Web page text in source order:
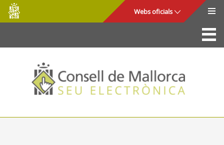
Salta al contingut principal
Consell
de
Mallorca
Webs oficials
La Seu
Consell de Mallorca
Accés i seguretat
Utilitats